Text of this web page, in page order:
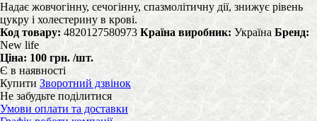
Надає жовчогінну, сечогінну, спазмолітичну дії, знижує рівень
цукру і холестерину в крові.
Код товару: 4820127580973 Країна виробник: Україна Бренд:
New life
Ціна: 100 грн. /шт.
Є в наявності
Купити Зворотний дзвінок
Не забудьте поділитися
Умови оплати та доставки